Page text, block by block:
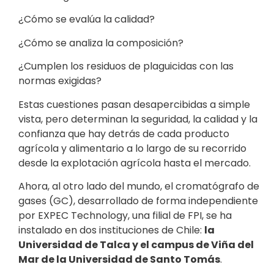
¿Cómo se evalúa la calidad?
¿Cómo se analiza la composición?
¿Cumplen los residuos de plaguicidas con las
normas exigidas?
Estas cuestiones pasan desapercibidas a simple
vista, pero determinan la seguridad, la calidad y la
confianza que hay detrás de cada producto
agrícola y alimentario a lo largo de su recorrido
desde la explotación agrícola hasta el mercado.
Ahora, al otro lado del mundo, el cromatógrafo de
gases (GC), desarrollado de forma independiente
por EXPEC Technology, una filial de FPI, se ha
instalado en dos instituciones de Chile: la
Universidad de Talca y el campus de Viña del
Mar de la Universidad de Santo Tomás.